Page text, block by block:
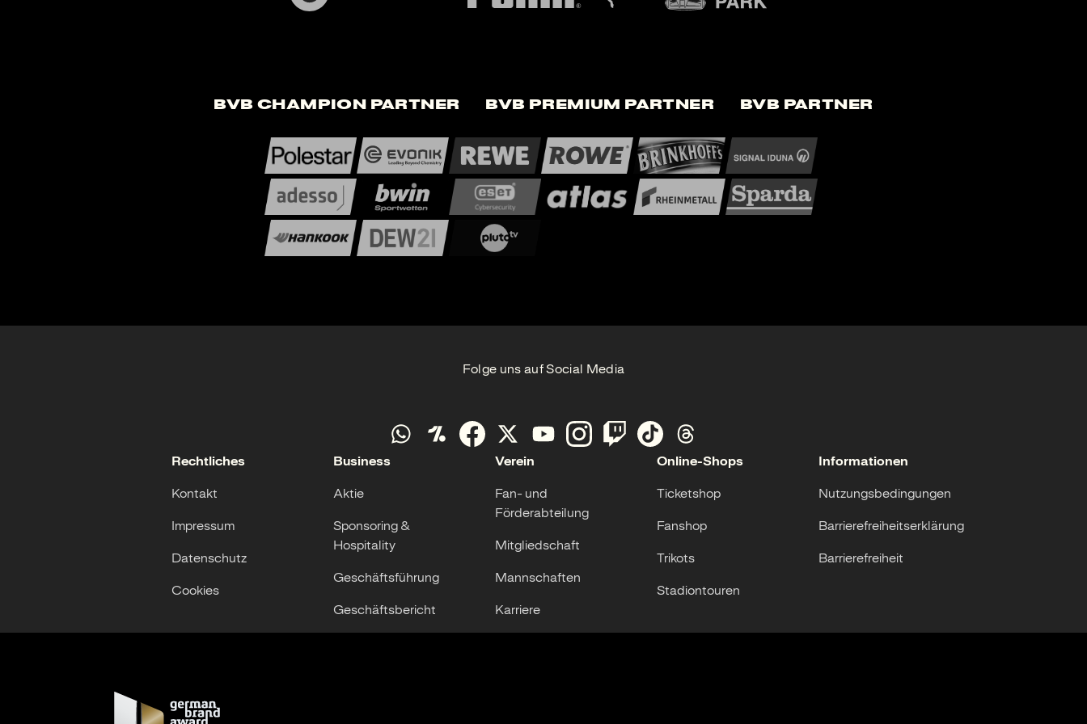
BVB Champion Partner BVB Premium Partner BVB Partner
Folge uns auf Social Media
Rechtliches
Kontakt
Impressum
Datenschutz
Cookies
Business
Aktie
Sponsoring &
Hospitality
Geschäftsführung
Geschäftsbericht
Verein
Fan- und
Förderabteilung
Mitgliedschaft
Mannschaften
Karriere
Online-Shops
Ticketshop
Fanshop
Trikots
Stadiontouren
Informationen
Nutzungsbedingungen
Barrierefreiheitserklärung
Barrierefreiheit